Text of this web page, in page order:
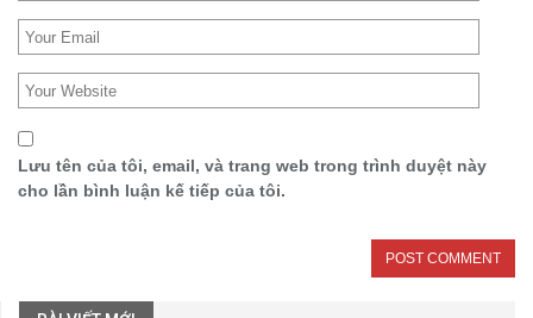
Lưu tên của tôi, email, và trang web trong trình duyệt này
cho lần bình luận kế tiếp của tôi.